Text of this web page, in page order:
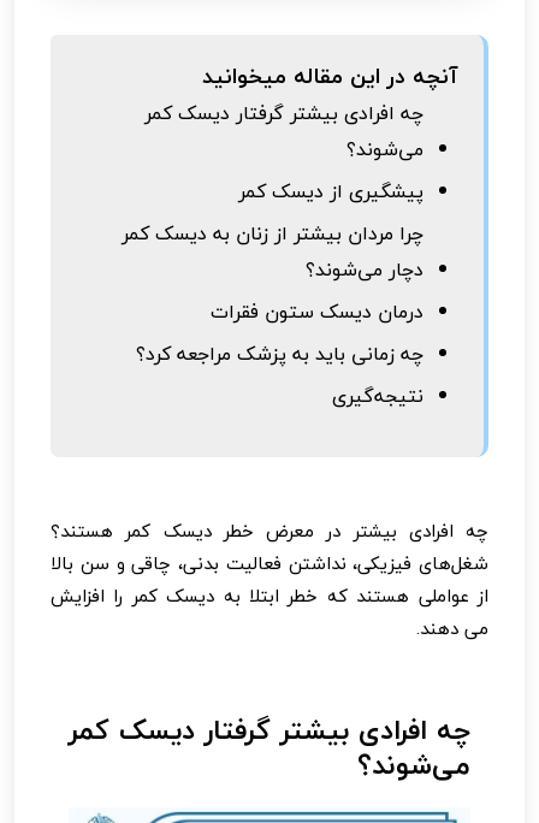
آنچه در این مقاله میخوانید
چه افرادی بیشتر گرفتار دیسک کمر
می‌شوند؟
پیشگیری از دیسک کمر
چرا مردان بیشتر از زنان به دیسک کمر
دچار می‌شوند؟
درمان دیسک ستون فقرات
چه زمانی باید به پزشک مراجعه کرد؟
نتیجه‌گیری
چه افرادی بیشتر در معرض خطر دیسک کمر هستند؟
شغل‌های فیزیکی، نداشتن فعالیت بدنی، چاقی و سن بالا
از عواملی هستند که خطر ابتلا به دیسک کمر را افزایش
می دهند.
چه افرادی بیشتر گرفتار دیسک کمر
می‌شوند؟